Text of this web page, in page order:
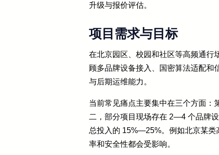
升级与报价评估。
项目需求与目标
在北京园区、校园和社区等高频通行
顾多品牌设备接入、国密算法适配
与后期运维能力。
当前常见痛点主要集中在三个方面
二，部分项目现场存在 2—4 个品牌
总投入的 15%—25%。例如北京某类
率和安全性都会受影响。